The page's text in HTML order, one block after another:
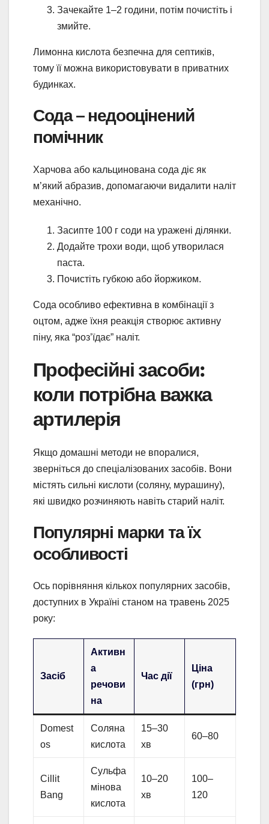
Зачекайте 1–2 години, потім почистіть і
змийте.
Лимонна кислота безпечна для септиків,
тому її можна використовувати в приватних
будинках.
Сода – недооцінений
помічник
Харчова або кальцинована сода діє як
м’який абразив, допомагаючи видалити наліт
механічно.
Засипте 100 г соди на уражені ділянки.
Додайте трохи води, щоб утворилася
паста.
Почистіть губкою або йоржиком.
Сода особливо ефективна в комбінації з
оцтом, адже їхня реакція створює активну
піну, яка “роз’їдає” наліт.
Професійні засоби:
коли потрібна важка
артилерія
Якщо домашні методи не впоралися,
зверніться до спеціалізованих засобів. Вони
містять сильні кислоти (соляну, мурашину),
які швидко розчиняють навіть старий наліт.
Популярні марки та їх
особливості
Ось порівняння кількох популярних засобів,
доступних в Україні станом на травень 2025
року:
Засіб
Активн
а
речови
на
Час дії
Ціна
(грн)
Domest
os
Соляна
кислота
15–30
хв
60–80
Cillit
Bang
Сульфа
мінова
кислота
10–20
хв
100–
120